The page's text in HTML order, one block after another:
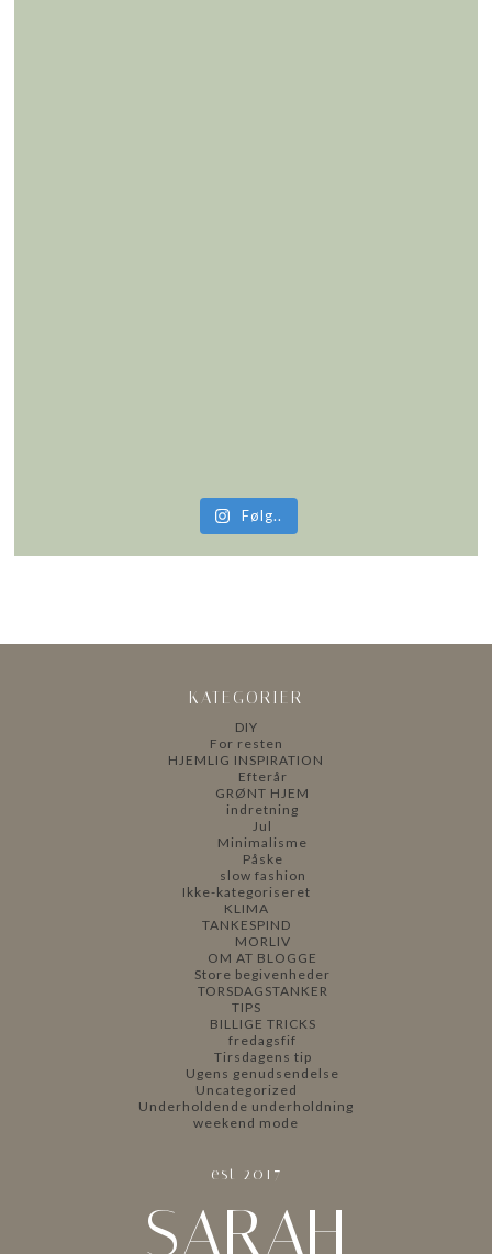
Følg..
KATEGORIER
DIY
For resten
HJEMLIG INSPIRATION
Efterår
GRØNT HJEM
indretning
Jul
Minimalisme
Påske
slow fashion
Ikke-kategoriseret
KLIMA
TANKESPIND
MORLIV
OM AT BLOGGE
Store begivenheder
TORSDAGSTANKER
TIPS
BILLIGE TRICKS
fredagsfif
Tirsdagens tip
Ugens genudsendelse
Uncategorized
Underholdende underholdning
weekend mode
est 2017
SARAH